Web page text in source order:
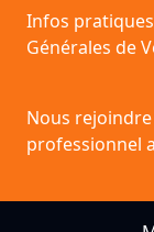
Infos pratiques
Générales de
Nous rejoindre
professionnel